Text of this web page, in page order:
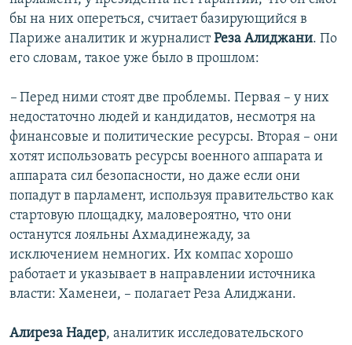
бы на них опереться, считает базирующийся в
Париже аналитик и журналистРеза Алиджани. По
его словам, такое уже было в прошлом:
– Перед ними стоят две проблемы. Первая – у них
недостаточно людей и кандидатов, несмотря на
финансовые и политические ресурсы. Вторая – они
хотят использовать ресурсы военного аппарата и
аппарата сил безопасности, но даже если они
попадут в парламент, используя правительство как
стартовую площадку, маловероятно, что они
останутся лояльны Ахмадинежаду, за
исключением немногих. Их компас хорошо
работает и указывает в направлении источника
власти: Хаменеи, – полагает Реза Алиджани.
Алиреза Надер, аналитик исследовательского